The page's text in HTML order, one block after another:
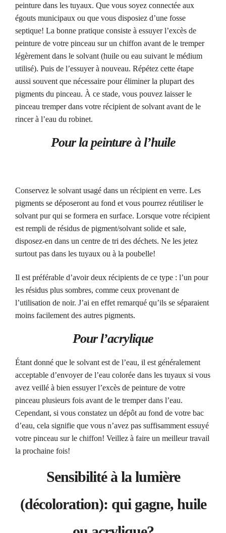
peinture dans les tuyaux. Que vous soyez connectée aux
égouts municipaux ou que vous disposiez d’une fosse
septique! La bonne pratique consiste à essuyer l’excès de
peinture de votre pinceau sur un chiffon avant de le tremper
légèrement dans le solvant (huile ou eau suivant le médium
utilisé). Puis de l’essuyer à nouveau. Répétez cette étape
aussi souvent que nécessaire pour éliminer la plupart des
pigments du pinceau. À ce stade, vous pouvez laisser le
pinceau tremper dans votre récipient de solvant avant de le
rincer à l’eau du robinet.
Pour la peinture à l’huile
Conservez le solvant usagé dans un récipient en verre. Les
pigments se déposeront au fond et vous pourrez réutiliser le
solvant pur qui se formera en surface. Lorsque votre récipient
est rempli de résidus de pigment/solvant solide et sale,
disposez-en dans un centre de tri des déchets. Ne les jetez
surtout pas dans les tuyaux ou à la poubelle!
Il est préférable d’avoir deux récipients de ce type : l’un pour
les résidus plus sombres, comme ceux provenant de
l’utilisation de noir. J’ai en effet remarqué qu’ils se séparaient
moins facilement des autres pigments.
Pour l’acrylique
Étant donné que le solvant est de l’eau, il est généralement
acceptable d’envoyer de l’eau colorée dans les tuyaux si vous
avez veillé à bien essuyer l’excès de peinture de votre
pinceau plusieurs fois avant de le tremper dans l’eau.
Cependant, si vous constatez un dépôt au fond de votre bac
d’eau, cela signifie que vous n’avez pas suffisamment essuyé
votre pinceau sur le chiffon! Veillez à faire un meilleur travail
la prochaine fois!
Sensibilité à la lumière
(décoloration): qui gagne, huile